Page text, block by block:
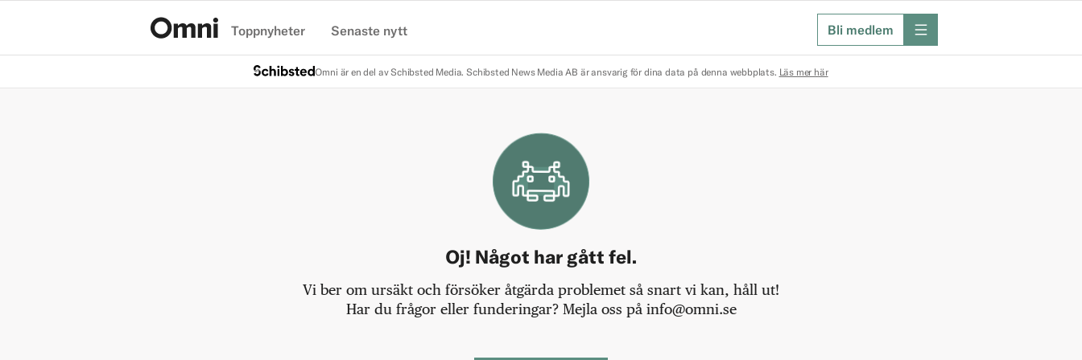
Toppnyheter Senaste nytt Bli medlem meny
Omni är en del av Schibsted Media. Schibsted News Media AB är ansvarig för dina data på denna webbplats. Läs mer här
Oj! Något har gått fel.
Vi ber om ursäkt och försöker åtgärda problemet så snart vi kan, håll ut!
Har du frågor eller funderingar? Mejla oss på info@omni.se